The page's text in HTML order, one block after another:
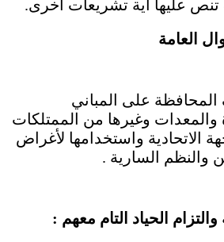
تنص عليها أية تشريعات أخرى.
العامة
على المباني
والمعدات وغيرها من الممتلكات
الاتحادية واستخدامها لأغراض
والنظم السارية .
الحياد التام معهم :